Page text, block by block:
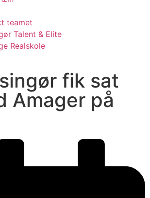
teamet
Talent & Elite
Realskole
fik sat
Amager på